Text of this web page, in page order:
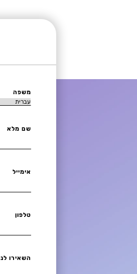
משפה
שם מלא
אימייל
טלפון
השאירו